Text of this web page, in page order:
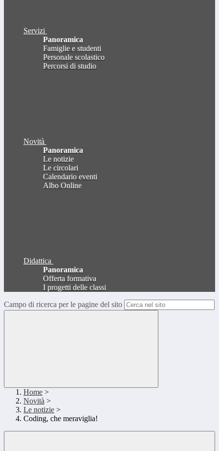
Servizi
Panoramica
Famiglie e studenti
Personale scolastico
Percorsi di studio
Novità
Panoramica
Le notizie
Le circolari
Calendario eventi
Albo Online
Didattica
Panoramica
Offerta formativa
I progetti delle classi
Campo di ricerca per le pagine del sito
Home >
Novità >
Le notizie >
Coding, che meraviglia!